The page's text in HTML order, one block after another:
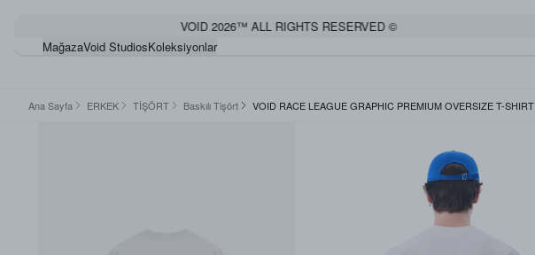
VOID 2026™ ALL RIGHTS RESERVED ©
MağazaVoid StudiosKoleksiyonlar
Ana Sayfa ERKEK TİŞÖRT Baskılı Tişört VOID RACE LEAGUE GRAPHIC PREMIUM OVERSIZE T-SHIRT